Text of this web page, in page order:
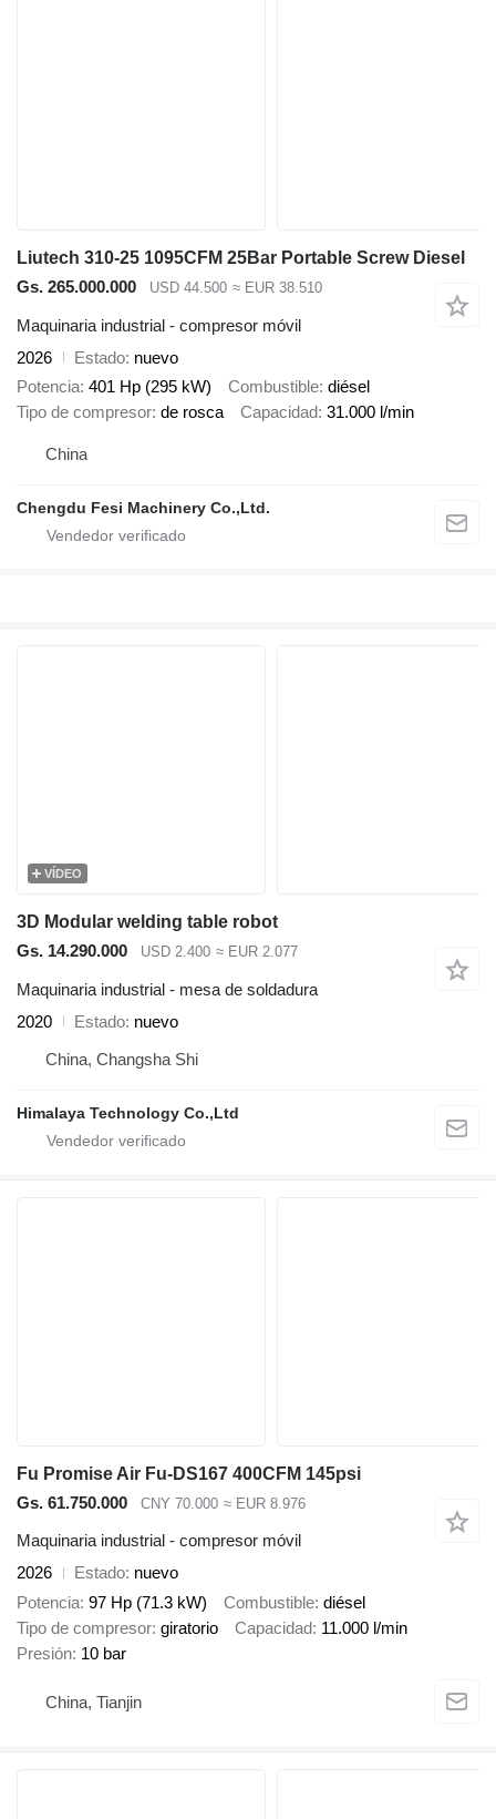
Liutech 310-25 1095CFM 25Bar Portable Screw Diesel
Gs. 265.000.000
USD 44.500 ≈ EUR 38.510
Maquinaria industrial - compresor móvil
2026
Estado nuevo
Potencia 401 Hp (295 kW) Combustible diésel
Tipo de compresor de rosca Capacidad 31.000 l/min
China
Chengdu Fesi Machinery Co.,Ltd.
VÍDEO
3D Modular welding table robot
Gs. 14.290.000
USD 2.400 ≈ EUR 2.077
Maquinaria industrial - mesa de soldadura
2020
Estado nuevo
China, Changsha Shi
Himalaya Technology Co.,Ltd
Fu Promise Air Fu-DS167 400CFM 145psi
Gs. 61.750.000
CNY 70.000 ≈ EUR 8.976
Maquinaria industrial - compresor móvil
2026
Estado nuevo
Potencia 97 Hp (71.3 kW) Combustible diésel
Tipo de compresor giratorio Capacidad 11.000 l/min
Presión 10 bar
China, Tianjin